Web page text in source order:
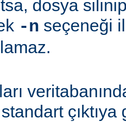
dosya
-n seçeneği